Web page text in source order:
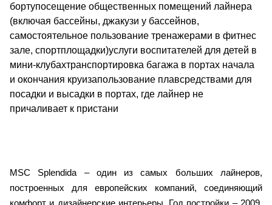
MSC Splendida – один из самых больших лайнеров,
построенных для европейских компаний, соединяющий
комфорт и дизайнерские интерьеры. Год постройки – 2009,
бортупосещение общественных помещений лайнера
(включая бассейны, джакузи у бассейнов,
самостоятельное пользование тренажерами в фитнес
зале, спортплощадки)услуги воспитателей для детей в
мини-клубахтранспортировка багажа в портах начала
и окончания круизапользование плавсредствами для
посадки и высадки в портах, где лайнер не
причаливает к пристани